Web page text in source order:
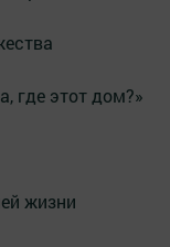
где этот дом?»
жизни